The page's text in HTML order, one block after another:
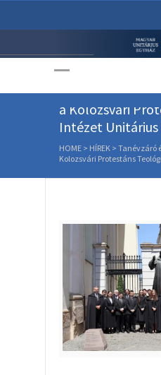
Tanévzáró és
a Kolozsvári
Intézet Unitárius
HOME > HÍREK > Tanévzáró
Kolozsvári Protestáns